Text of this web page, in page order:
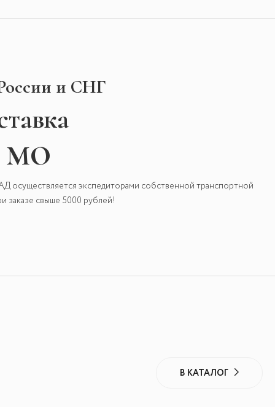
и СНГ
МО
осуществляется экспедиторами собственной транспортной
заказе свыше 5000 рублей!
В КАТАЛОГ